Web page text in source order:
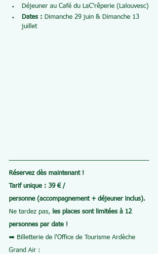
Déjeuner au Café du LaC'rêperie (Lalouvesc)
Dates : Dimanche 29 juin & Dimanche 13
juillet
Réservez dès maintenant !
Tarif unique : 39 € /
personne (accompagnement + déjeuner inclus).
Ne tardez pas,
les places sont limitées à 12
personnes par date !
➡️ Billetterie de l'Office de Tourisme Ardèche
Grand Air :